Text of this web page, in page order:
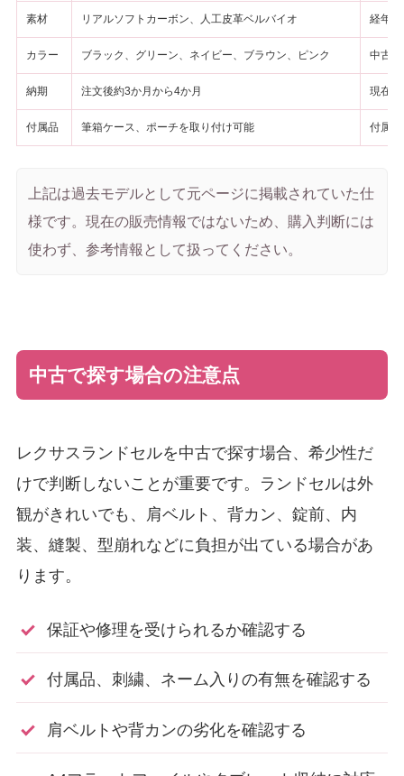
素材 リアルソフトカーボン、人工皮革ベルバイオ 経年
カラー ブラック、グリーン、ネイビー、ブラウン、ピンク 中古
納期 注文後約3か月から4か月 現在
付属品 筆箱ケース、ポーチを取り付け可能 付属
上記は過去モデルとして元ページに掲載されていた仕
様です。現在の販売情報ではないため、購入判断には
使わず、参考情報として扱ってください。
中古で探す場合の注意点
レクサスランドセルを中古で探す場合、希少性だ
けで判断しないことが重要です。ランドセルは外
観がきれいでも、肩ベルト、背カン、錠前、内
装、縫製、型崩れなどに負担が出ている場合があ
ります。
保証や修理を受けられるか確認する
付属品、刺繍、ネーム入りの有無を確認する
肩ベルトや背カンの劣化を確認する